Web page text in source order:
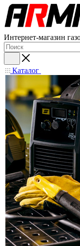
Интернет-магазин
Каталог